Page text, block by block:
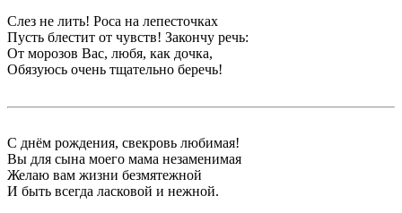
Слез не лить! Роса на лепесточках
Пусть блестит от чувств! Закончу речь:
От морозов Вас, любя, как дочка,
Обязуюсь очень тщательно беречь!
С днём рождения, свекровь любимая!
Вы для сына моего мама незаменимая
Желаю вам жизни безмятежной
И быть всегда ласковой и нежной.